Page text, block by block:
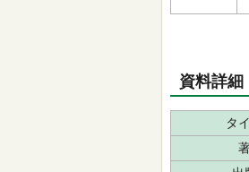
資料詳細
タ